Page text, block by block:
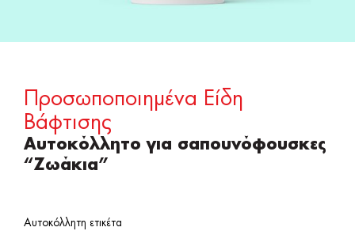
Προσωποποιημένα Είδη
Βάφτισης
Αυτοκόλλητο για σαπουνόφουσκες
“Ζωάκια”
Αυτοκόλλητη ετικέτα